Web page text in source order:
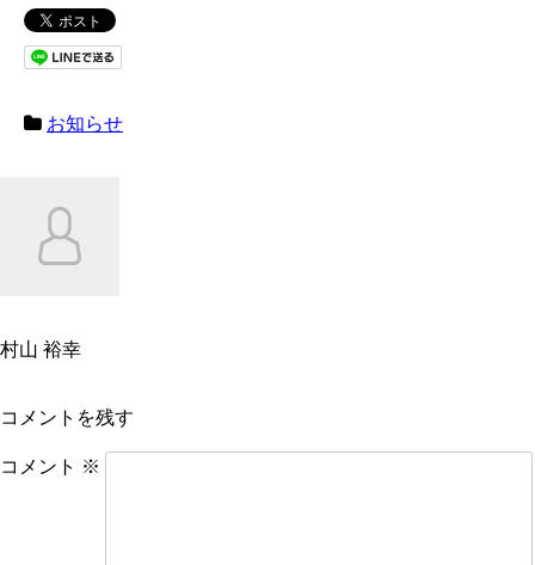
お知らせ
村山 裕幸
コメントを残す
コメント ※